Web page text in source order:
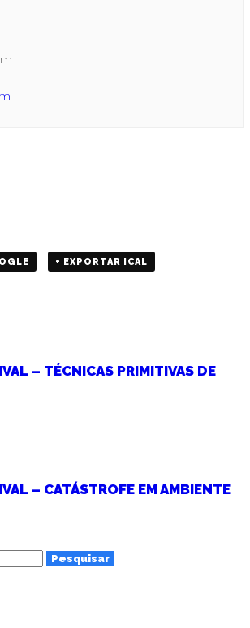
+ EXPORTAR ICAL
– TÉCNICAS PRIMITIVAS DE
– CATÁSTROFE EM AMBIENTE